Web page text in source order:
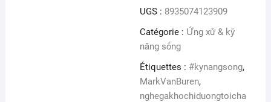
chỉ
đường
tới
hạnh
phúc
UGS : 8935074123909
Catégorie : Ứng xử & kỹ
năng sống
Étiquettes : #kynangsong,
MarkVanBuren,
nghegakhochiduongtoicha